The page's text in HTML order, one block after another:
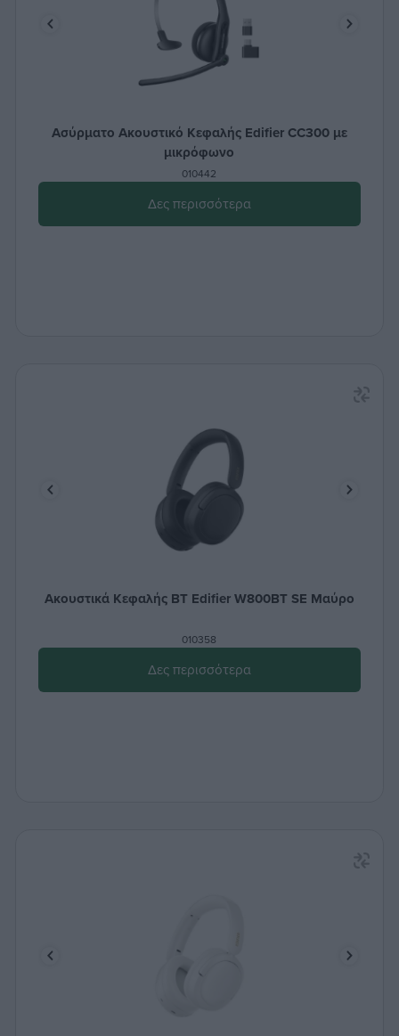
Ασύρματο Ακουστικό Κεφαλής Edifier CC300 με
μικρόφωνο
010442
Δες περισσότερα
Ακουστικά Κεφαλής BT Edifier W800BT SE Μαύρο
010358
Δες περισσότερα